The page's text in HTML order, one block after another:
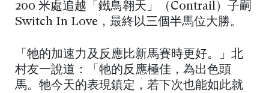
200 米處追越「鐵鳥翱天」（Contrail）子嗣
Switch In Love，最終以三個半馬位大勝。
「牠的加速力及反應比新馬賽時更好。」北
村友一說道：「牠的反應極佳，為出色頭
馬。牠今天的表現鎮定，若下次也能如此就